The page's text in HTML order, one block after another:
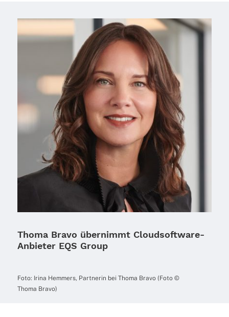
Thoma Bravo übernimmt Cloudsoftware-
Anbieter EQS Group
Foto: Irina Hemmers, Part­ne­rin bei Thoma Bravo (Foto ©
Thoma Bravo)